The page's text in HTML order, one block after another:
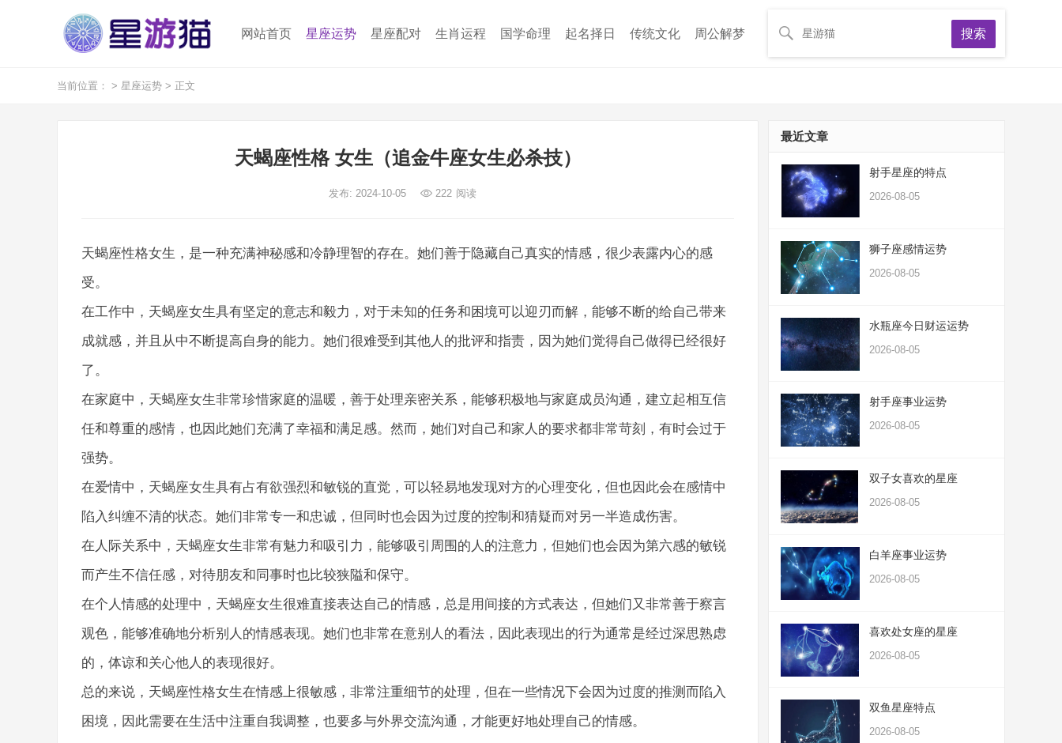
网站首页 星座运势 星座配对 生肖运程 国学命理 起名择日 传统文化 周公解梦 搜索
当前位置： > 星座运势 > 正文
天蝎座性格 女生（追金牛座女生必杀技）
发布: 2024-10-05 222 阅读
天蝎座性格女生，是一种充满神秘感和冷静理智的存在。她们善于隐藏自己真实的情感，很少表露内心的感
受。
在工作中，天蝎座女生具有坚定的意志和毅力，对于未知的任务和困境可以迎刃而解，能够不断的给自己带来
成就感，并且从中不断提高自身的能力。她们很难受到其他人的批评和指责，因为她们觉得自己做得已经很好
了。
在家庭中，天蝎座女生非常珍惜家庭的温暖，善于处理亲密关系，能够积极地与家庭成员沟通，建立起相互信
任和尊重的感情，也因此她们充满了幸福和满足感。然而，她们对自己和家人的要求都非常苛刻，有时会过于
强势。
在爱情中，天蝎座女生具有占有欲强烈和敏锐的直觉，可以轻易地发现对方的心理变化，但也因此会在感情中
陷入纠缠不清的状态。她们非常专一和忠诚，但同时也会因为过度的控制和猜疑而对另一半造成伤害。
在人际关系中，天蝎座女生非常有魅力和吸引力，能够吸引周围的人的注意力，但她们也会因为第六感的敏锐
而产生不信任感，对待朋友和同事时也比较狭隘和保守。
在个人情感的处理中，天蝎座女生很难直接表达自己的情感，总是用间接的方式表达，但她们又非常善于察言
观色，能够准确地分析别人的情感表现。她们也非常在意别人的看法，因此表现出的行为通常是经过深思熟虑
的，体谅和关心他人的表现很好。
总的来说，天蝎座性格女生在情感上很敏感，非常注重细节的处理，但在一些情况下会因为过度的推测而陷入
困境，因此需要在生活中注重自我调整，也要多与外界交流沟通，才能更好地处理自己的情感。
最近文章
射手星座的特点
2026-08-05
狮子座感情运势
2026-08-05
水瓶座今日财运运势
2026-08-05
射手座事业运势
2026-08-05
双子女喜欢的星座
2026-08-05
白羊座事业运势
2026-08-05
喜欢处女座的星座
2026-08-05
双鱼星座特点
2026-08-05